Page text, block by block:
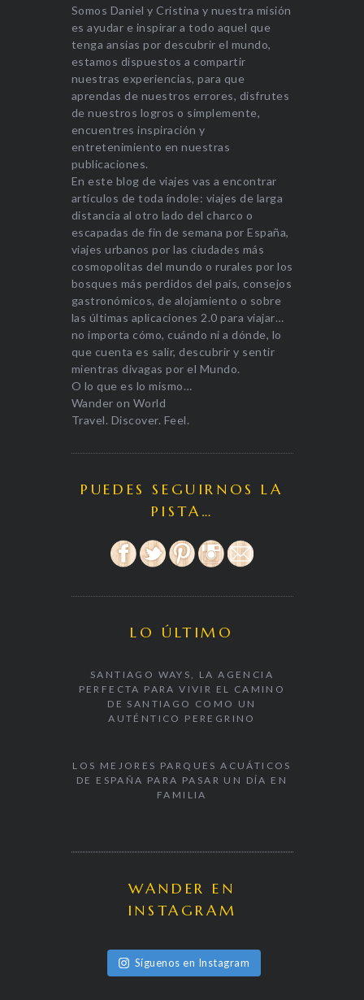
Somos Daniel y Cristina y nuestra misión
es ayudar e inspirar a todo aquel que
tenga ansias por descubrir el mundo,
estamos dispuestos a compartir
nuestras experiencias, para que
aprendas de nuestros errores, disfrutes
de nuestros logros o simplemente,
encuentres inspiración y
entretenimiento en nuestras
publicaciones.
En este blog de viajes vas a encontrar
artículos de toda índole: viajes de larga
distancia al otro lado del charco o
escapadas de fin de semana por España,
viajes urbanos por las ciudades más
cosmopolitas del mundo o rurales por los
bosques más perdidos del país, consejos
gastronómicos, de alojamiento o sobre
las últimas aplicaciones 2.0 para viajar…
no importa cómo, cuándo ni a dónde, lo
que cuenta es salir, descubrir y sentir
mientras divagas por el Mundo.
O lo que es lo mismo…
Wander on World
Travel. Discover. Feel.
PUEDES SEGUIRNOS LA
PISTA…
LO ÚLTIMO
SANTIAGO WAYS, LA AGENCIA
PERFECTA PARA VIVIR EL CAMINO
DE SANTIAGO COMO UN
AUTÉNTICO PEREGRINO
LOS MEJORES PARQUES ACUÁTICOS
DE ESPAÑA PARA PASAR UN DÍA EN
FAMILIA
WANDER EN
INSTAGRAM
Síguenos en Instagram